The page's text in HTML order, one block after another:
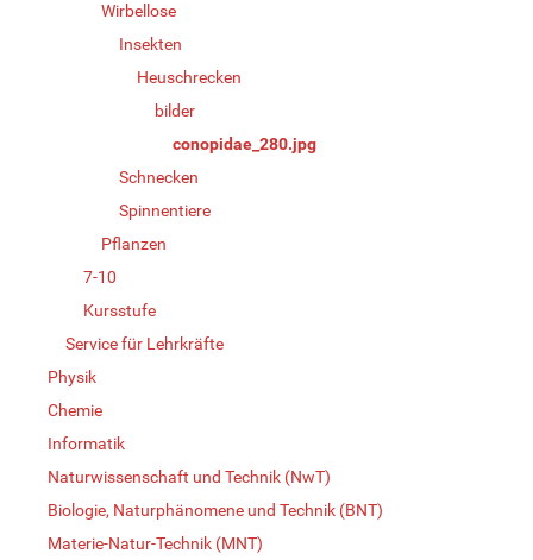
Wirbellose
Insekten
Heuschrecken
bilder
conopidae_280.jpg
Schnecken
Spinnentiere
Pflanzen
7-10
Kursstufe
Service für Lehrkräfte
Physik
Chemie
Informatik
Naturwissenschaft und Technik (NwT)
Biologie, Naturphänomene und Technik (BNT)
Materie-Natur-Technik (MNT)